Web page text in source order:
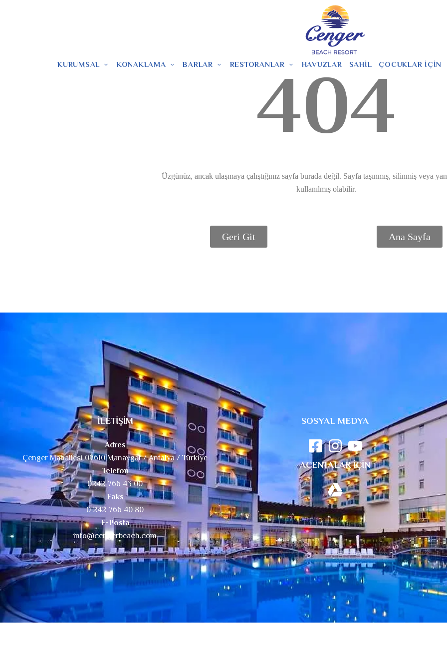
KURUMSAL KONAKLAMA BARLAR RESTORANLAR HAVUZLAR SAHIL ÇOCUKLAR İÇIN
404
Üzgünüz, ancak ulaşmaya çalıştığınız sayfa burada değil. Sayfa taşınmış, silinmiş veya
kullanılmış olabilir.
Geri Git Ana Sayfa
İLETİŞİM
Adres
Çenger Mahallesi 07610 Manavgat / Antalya / Türkiye
Telefon
0242 766 43 00
Faks
0 242 766 40 80
E-Posta
info@cengerbeach.com
SOSYAL MEDYA
ACENTALAR İÇİN